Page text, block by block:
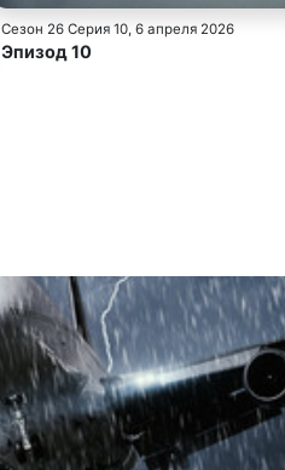
Сезон 26 Серия 10, 6 апреля 2026
Эпизод 10